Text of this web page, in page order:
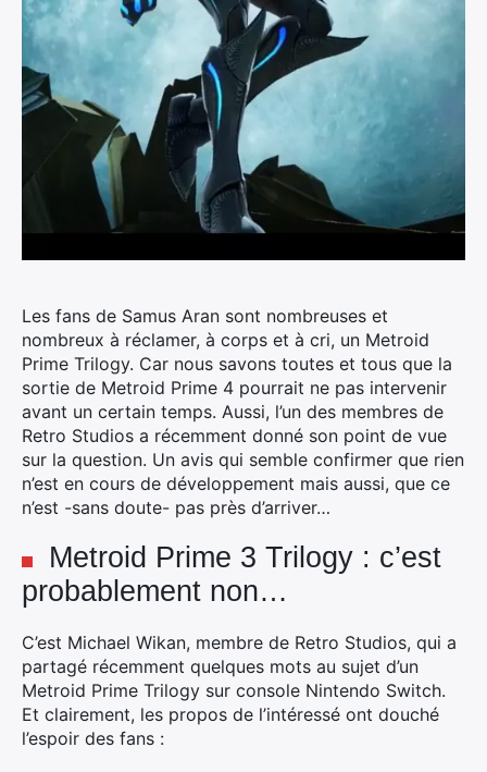
Les fans de Samus Aran sont nombreuses et
nombreux à réclamer, à corps et à cri, un Metroid
Prime Trilogy. Car nous savons toutes et tous que la
sortie de Metroid Prime 4 pourrait ne pas intervenir
avant un certain temps. Aussi, l’un des membres de
Retro Studios a récemment donné son point de vue
sur la question. Un avis qui semble confirmer que rien
n’est en cours de développement mais aussi, que ce
n’est -sans doute- pas près d’arriver…
Metroid Prime 3 Trilogy : c’est
probablement non…
C’est Michael Wikan, membre de Retro Studios, qui a
partagé récemment quelques mots au sujet d’un
Metroid Prime Trilogy sur console Nintendo Switch.
Et clairement, les propos de l’intéressé ont douché
l’espoir des fans :